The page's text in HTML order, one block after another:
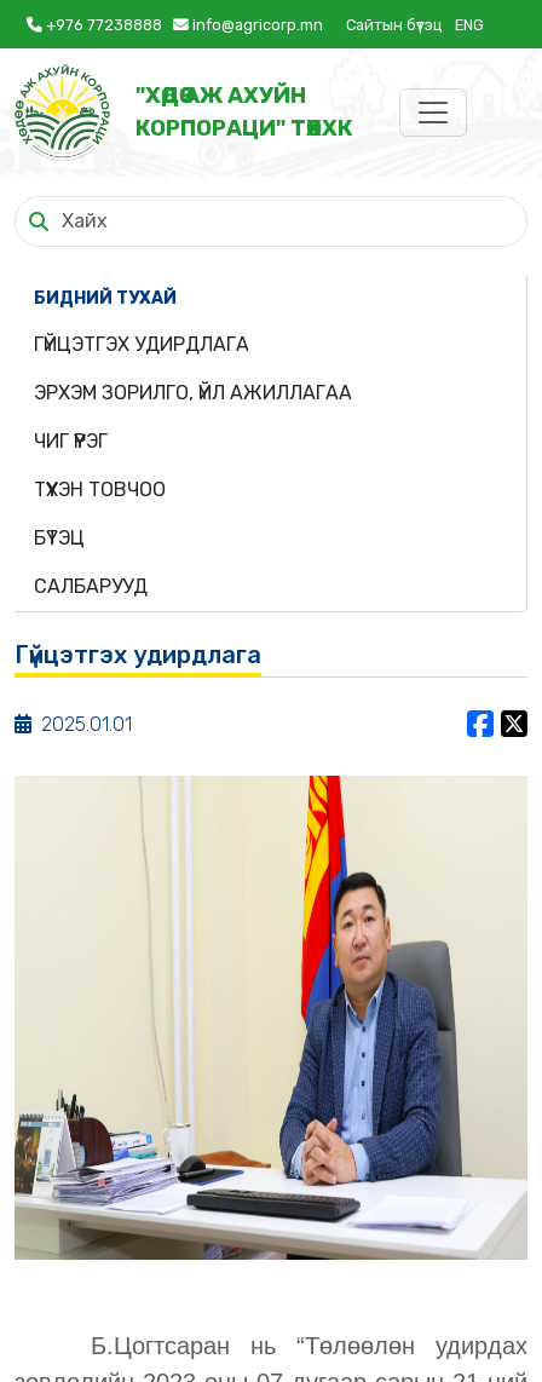
+976 77238888 info@agricorp.mn Сайтын бүтэц ENG
"ХӨДӨӨ АЖ АХУЙН
КОРПОРАЦИ" ТӨХХК
БИДНИЙ ТУХАЙ
ГҮЙЦЭТГЭХ УДИРДЛАГА
ЭРХЭМ ЗОРИЛГО, ҮЙЛ АЖИЛЛАГАА
ЧИГ ҮҮРЭГ
ТҮҮХЭН ТОВЧОО
БҮТЭЦ
САЛБАРУУД
Гүйцэтгэх удирдлага
2025.01.01
Б.Цогтсаран нь “Төлөөлөн удирдах